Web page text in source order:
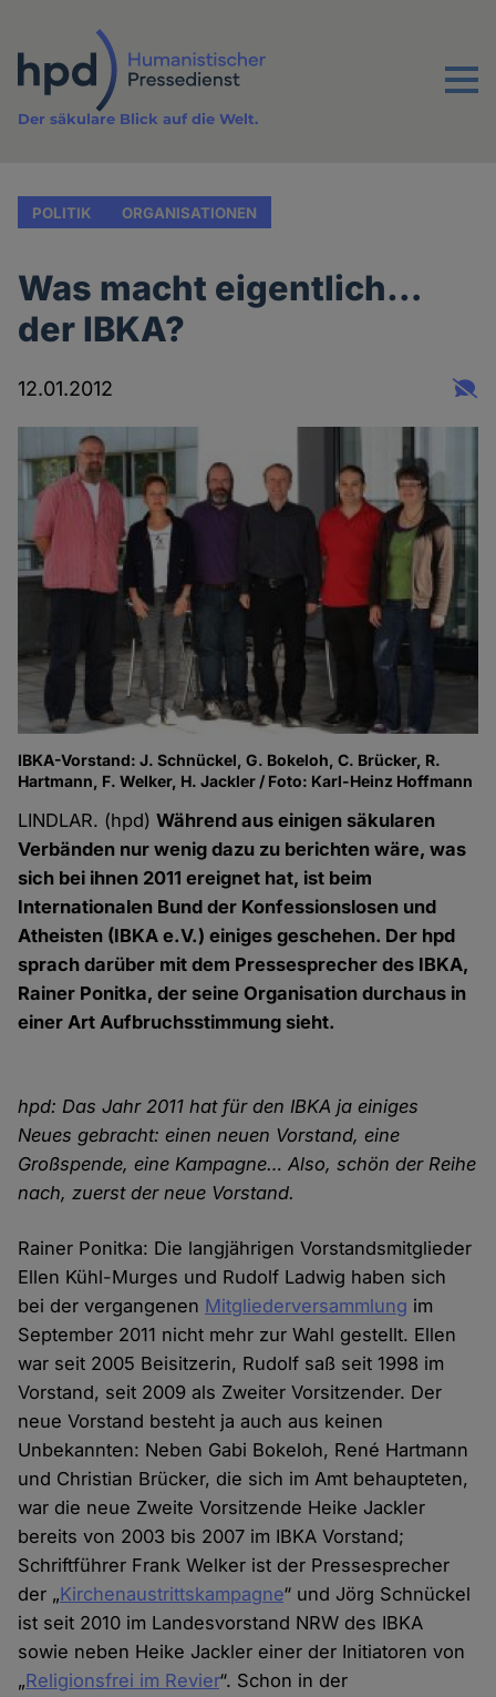
Inhalt
Menu
Der säkulare Blick auf die Welt.
POLITIK ORGANISATIONEN
Was macht eigentlich…
der IBKA?
12.01.2012
IBKA-Vorstand: J. Schnückel, G. Bokeloh, C. Brücker, R.
Hartmann, F. Welker, H. Jackler / Foto: Karl-Heinz Hoffmann
LINDLAR. (hpd)Während aus einigen säkularen
Verbänden nur wenig dazu zu berichten wäre, was
sich bei ihnen 2011 ereignet hat, ist beim
Internationalen Bund der Konfessionslosen und
Atheisten (IBKA e.V.) einiges geschehen. Der hpd
sprach darüber mit dem Pressesprecher des IBKA,
Rainer Ponitka, der seine Organisation durchaus in
einer Art Aufbruchsstimmung sieht.
hpd: Das Jahr 2011 hat für den IBKA ja einiges
Neues gebracht: einen neuen Vorstand, eine
Großspende, eine Kampagne… Also, schön der Reihe
nach, zuerst der neue Vorstand.
Rainer Ponitka: Die langjährigen Vorstandsmitglieder
Ellen Kühl-Murges und Rudolf Ladwig haben sich
bei der vergangenen Mitgliederversammlung im
September 2011 nicht mehr zur Wahl gestellt. Ellen
war seit 2005 Beisitzerin, Rudolf saß seit 1998 im
Vorstand, seit 2009 als Zweiter Vorsitzender. Der
neue Vorstand besteht ja auch aus keinen
Unbekannten: Neben Gabi Bokeloh, René Hartmann
und Christian Brücker, die sich im Amt behaupteten,
war die neue Zweite Vorsitzende Heike Jackler
bereits von 2003 bis 2007 im IBKA Vorstand;
Schriftführer Frank Welker ist der Pressesprecher
der „Kirchenaustrittskampagne“ und Jörg Schnückel
ist seit 2010 im Landesvorstand NRW des IBKA
sowie neben Heike Jackler einer der Initiatoren von
„Religionsfrei im Revier“. Schon in der